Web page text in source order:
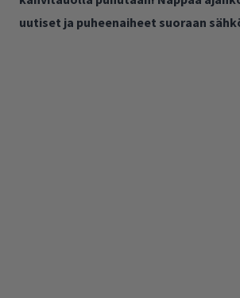
uutiset ja puheenaiheet suoraan